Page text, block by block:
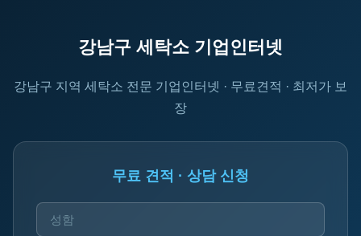
강남구 세탁소 기업인터넷
강남구 지역 세탁소 전문 기업인터넷 · 무료견적 · 최저가 보
장
무료 견적 · 상담 신청